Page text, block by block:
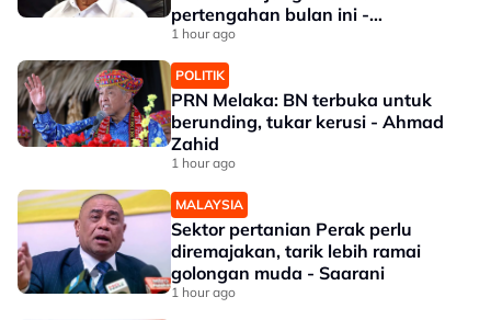
pertengahan bulan ini -
Mohamad
1 hour ago
POLITIK
PRN Melaka: BN terbuka untuk
berunding, tukar kerusi - Ahmad
Zahid
1 hour ago
MALAYSIA
Sektor pertanian Perak perlu
diremajakan, tarik lebih ramai
golongan muda - Saarani
1 hour ago